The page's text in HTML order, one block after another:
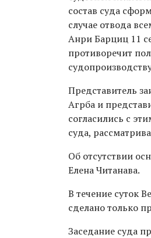
состав суда
случае отвода
Анри Барциц 11
противоречит
Представитель
Агрба и
согласились с
суда,
Об отсутствии
Елена Читанава.
В течение суток
сделано только
Заседание суда